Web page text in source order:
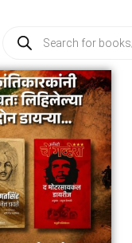
search